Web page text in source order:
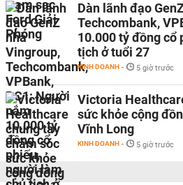
Dàn lãnh đạo
Techcombank,
10.000 tỷ đồng cổ
tịch ở tuổi 27
KINH DOANH - 5 giờ trước
Victoria
sức khỏe cộng
Vĩnh Long
KINH DOANH - 5 giờ trước